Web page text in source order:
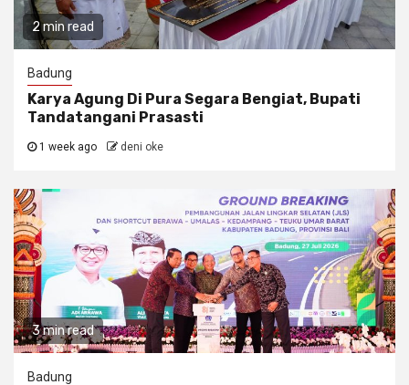
2 min read
Badung
Karya Agung Di Pura Segara Bengiat, Bupati
Tandatangani Prasasti
1 week ago deni oke
3 min read
Badung